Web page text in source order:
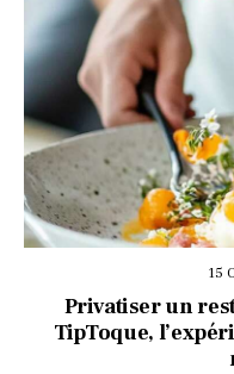
15
Privatiser un
TipToque,